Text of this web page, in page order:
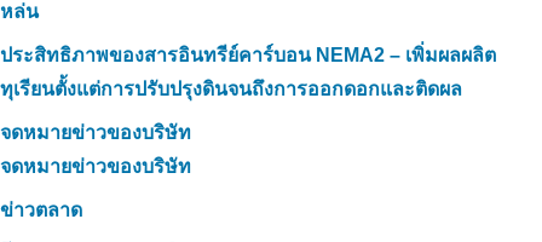
หล่น
ประสิทธิภาพของสารอินทรีย์คาร์บอน NEMA2 – เพิ่มผลผลิต
ทุเรียนตั้งแต่การปรับปรุงดินจนถึงการออกดอกและติดผล
จดหมายข่าวของบริษัท
จดหมายข่าวของบริษัท
ข่าวตลาด